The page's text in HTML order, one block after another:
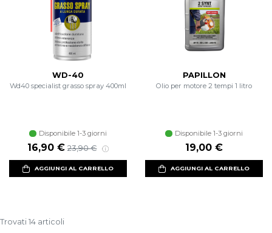
WD-40
Wd40 specialist grasso spray 400ml
Disponibile 1-3 giorni
Prezzo scontato
16,90 € Prezzo di listino
23,90 €
AGGIUNGI AL CARRELLO
PAPILLON
Olio per motore 2 tempi 1 litro
Disponibile 1-3 giorni
19,00 €
AGGIUNGI AL CARRELLO
Trovati 14 articoli